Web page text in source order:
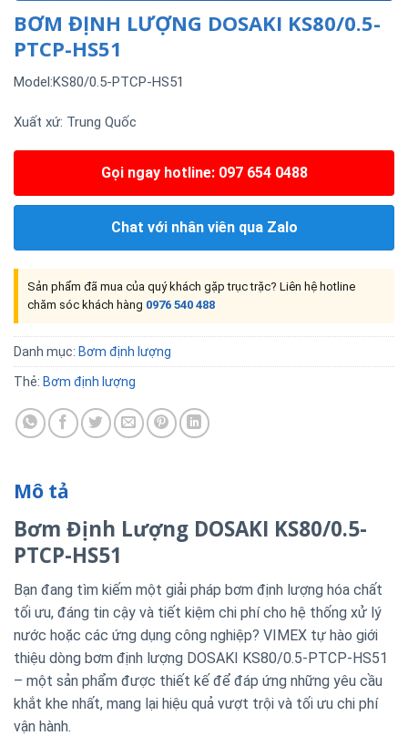
BƠM ĐỊNH LƯỢNG DOSAKI KS80/0.5-
PTCP-HS51
Model:KS80/0.5-PTCP-HS51
Xuất xứ: Trung Quốc
Gọi ngay hotline: 097 654 0488
Chat với nhân viên qua Zalo
Sản phẩm đã mua của quý khách gặp trục trặc? Liên hệ hotline
chăm sóc khách hàng 0976 540 488
Danh mục: Bơm định lượng
Thẻ: Bơm định lượng
Mô tả
Bơm Định Lượng DOSAKI KS80/0.5-
PTCP-HS51
Bạn đang tìm kiếm một giải pháp bơm định lượng hóa chất
tối ưu, đáng tin cậy và tiết kiệm chi phí cho hệ thống xử lý
nước hoặc các ứng dụng công nghiệp? VIMEX tự hào giới
thiệu dòng bơm định lượng DOSAKI KS80/0.5-PTCP-HS51
– một sản phẩm được thiết kế để đáp ứng những yêu cầu
khắt khe nhất, mang lại hiệu quả vượt trội và tối ưu chi phí
vận hành.